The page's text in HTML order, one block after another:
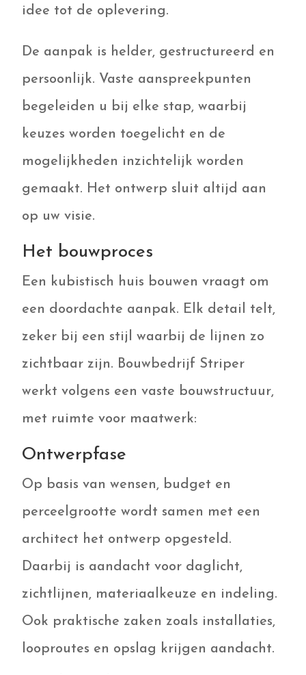
idee tot de oplevering.
De aanpak is helder, gestructureerd en
persoonlijk. Vaste aanspreekpunten
begeleiden u bij elke stap, waarbij
keuzes worden toegelicht en de
mogelijkheden inzichtelijk worden
gemaakt. Het ontwerp sluit altijd aan
op uw visie.
Het bouwproces
Een kubistisch huis bouwen vraagt om
een doordachte aanpak. Elk detail telt,
zeker bij een stijl waarbij de lijnen zo
zichtbaar zijn. Bouwbedrijf Striper
werkt volgens een vaste bouwstructuur,
met ruimte voor maatwerk:
Ontwerpfase
Op basis van wensen, budget en
perceelgrootte wordt samen met een
architect het ontwerp opgesteld.
Daarbij is aandacht voor daglicht,
zichtlijnen, materiaalkeuze en indeling.
Ook praktische zaken zoals installaties,
looproutes en opslag krijgen aandacht.